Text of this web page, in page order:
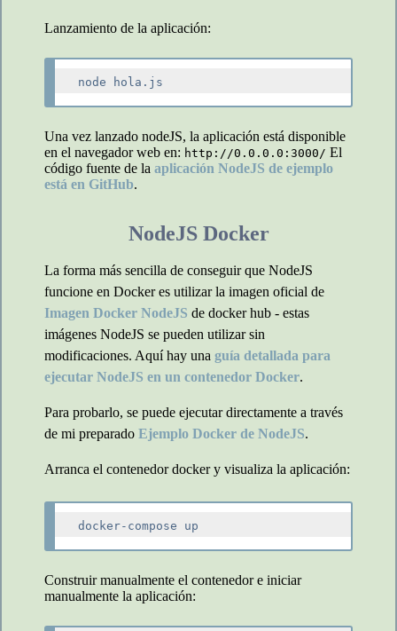
Lanzamiento de la aplicación:
Una vez lanzado nodeJS, la aplicación está disponible
en el navegador web en: http://0.0.0.0:3000/ El
código fuente de la aplicación NodeJS de ejemplo
está en GitHub.
NodeJS Docker
La forma más sencilla de conseguir que NodeJS
funcione en Docker es utilizar la imagen oficial de
Imagen Docker NodeJS de docker hub - estas
imágenes NodeJS se pueden utilizar sin
modificaciones. Aquí hay una guía detallada para
ejecutar NodeJS en un contenedor Docker.
Para probarlo, se puede ejecutar directamente a través
de mi preparado Ejemplo Docker de NodeJS.
Arranca el contenedor docker y visualiza la aplicación:
Construir manualmente el contenedor e iniciar
manualmente la aplicación: